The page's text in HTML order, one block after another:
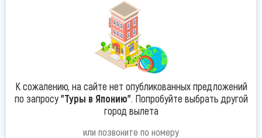
К сожалению, на сайте нет опубликованных предложений
по запросу"Туры в Японию". Попробуйте выбрать другой
город вылета
или позвоните по номеру